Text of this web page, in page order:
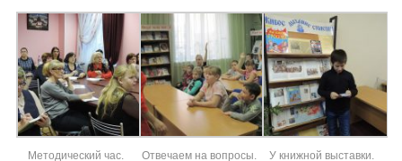
Методический час. Отвечаем на вопросы. У книжной выставки.